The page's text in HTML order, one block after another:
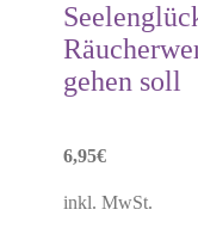
gehen soll
6,95€
inkl. MwSt.